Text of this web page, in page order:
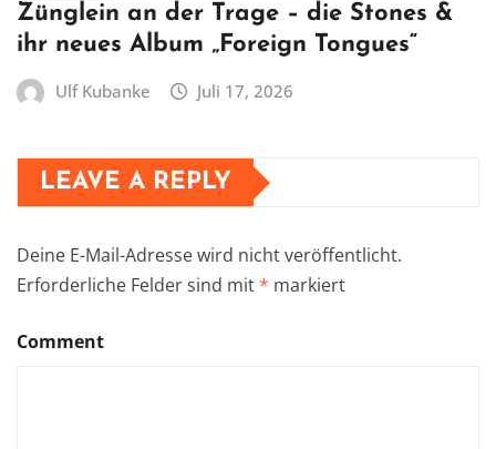
Zünglein an der Trage – die Stones &
ihr neues Album „Foreign Tongues“
Ulf Kubanke Juli 17, 2026
LEAVE A REPLY
Deine E-Mail-Adresse wird nicht veröffentlicht.
Erforderliche Felder sind mit* markiert
Comment